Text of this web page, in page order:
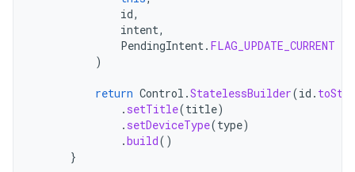
id,
intent,
PendingIntent. FLAG_UPDATE_CURRENT
)
return Control .StatelessBuilder(id .
. setTitle(title)
. setDeviceType(type)
.build()
}